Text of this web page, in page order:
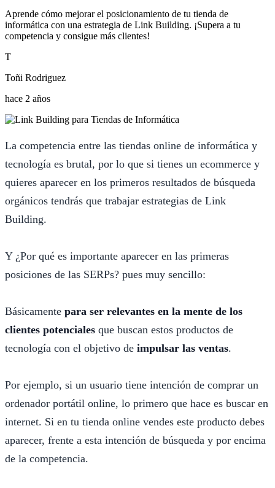
Aprende cómo mejorar el posicionamiento de tu tienda de
informática con una estrategia de Link Building. ¡Supera a tu
competencia y consigue más clientes!
T
Toñi Rodriguez
hace 2 años
La competencia entre las tiendas online de informática y
tecnología es brutal, por lo que si tienes un ecommerce y
quieres aparecer en los primeros resultados de búsqueda
orgánicos tendrás que trabajar estrategias de Link
Building.
Y ¿Por qué es importante aparecer en las primeras
posiciones de las SERPs? pues muy sencillo:
Básicamente para ser relevantes en la mente de los
clientes potenciales que buscan estos productos de
tecnología con el objetivo de impulsar las ventas.
Por ejemplo, si un usuario tiene intención de comprar un
ordenador portátil online, lo primero que hace es buscar en
internet. Si en tu tienda online vendes este producto debes
aparecer, frente a esta intención de búsqueda y por encima
de la competencia.